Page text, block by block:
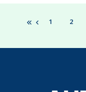
1 2